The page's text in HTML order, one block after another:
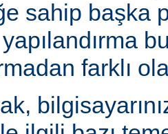
sahip başka
farklı